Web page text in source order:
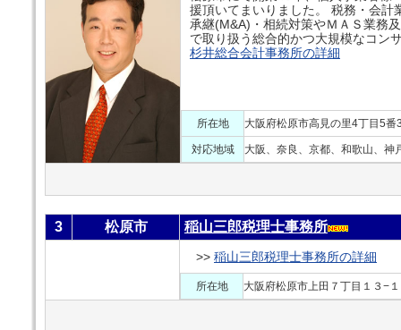
援頂いてまいりました。 税務・会計
承継(M&A)・相続対策やＭＡＳ業務
で取り扱う総合的かつ大規模なコン
杉井総合会計事務所の詳細
所在地 大阪府松原市高見の里4丁目5番
対応地域 大阪、奈良、京都、和歌山、神
3 松原市 稲山三郎税理士事務所
>> 稲山三郎税理士事務所の詳細
所在地 大阪府松原市上田７丁目１３−１